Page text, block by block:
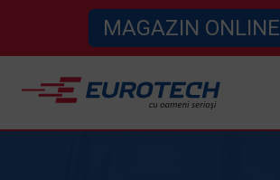
MAGAZIN ONLINE